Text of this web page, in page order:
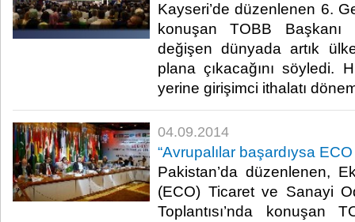
Kayseri’de düzenlenen 6.
konuşan TOBB Başkanı
değişen dünyada artık
plana çıkacağını söyledi.
yerine girişimci ithalatı
04.09.2014
“Avrupalılar başardıysa
Pakistan’da düzenlenen,
(ECO) Ticaret ve Sanayi
Toplantısı’nda konuşan